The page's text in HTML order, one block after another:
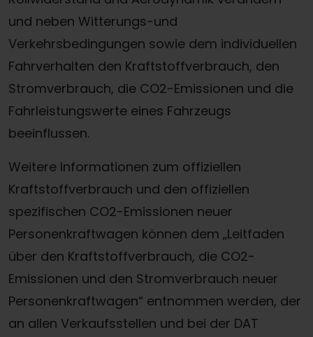
und neben Witterungs-und
Verkehrsbedingungen sowie dem individuellen
Fahrverhalten den Kraftstoffverbrauch, den
Stromverbrauch, die CO2-Emissionen und die
Fahrleistungswerte eines Fahrzeugs
beeinflussen.
Weitere Informationen zum offiziellen
Kraftstoffverbrauch und den offiziellen
spezifischen CO2-Emissionen neuer
Personenkraftwagen können dem „Leitfaden
über den Kraftstoffverbrauch, die CO2-
Emissionen und den Stromverbrauch neuer
Personenkraftwagen“ entnommen werden, der
an allen Verkaufsstellen und bei der DAT
Termin online buchen